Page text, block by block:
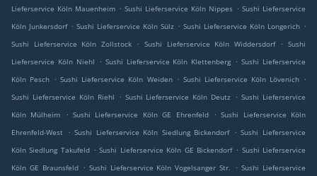
Lieferservice Köln Mauenheim . Sushi Lieferservice Köln Nippes . Sushi Lieferservice
Köln Junkersdorf . Sushi Lieferservice Köln Sülz . Sushi Lieferservice Köln Longerich .
Sushi Lieferservice Köln Zollstock
. Sushi Lieferservice Köln Widdersdorf . Sushi
Lieferservice Köln Niehl
. Sushi Lieferservice Köln Klettenberg . Sushi Lieferservice
Köln Pesch . Sushi Lieferservice Köln Weiden . Sushi Lieferservice Köln Lövenich .
Sushi Lieferservice Köln Riehl
. Sushi Lieferservice Köln Deutz . Sushi Lieferservice
Köln Mülheim
. Sushi Lieferservice Köln GE Ehrenfeld . Sushi Lieferservice Köln
Ehrenfeld-West
. Sushi Lieferservice Köln Siedlung Bickendorf . Sushi Lieferservice
Köln Siedlung Takufeld . Sushi Lieferservice Köln GE Bickendorf . Sushi Lieferservice
Köln GE Braunsfeld . Sushi Lieferservice Köln Vogelsanger Str. . Sushi Lieferservice